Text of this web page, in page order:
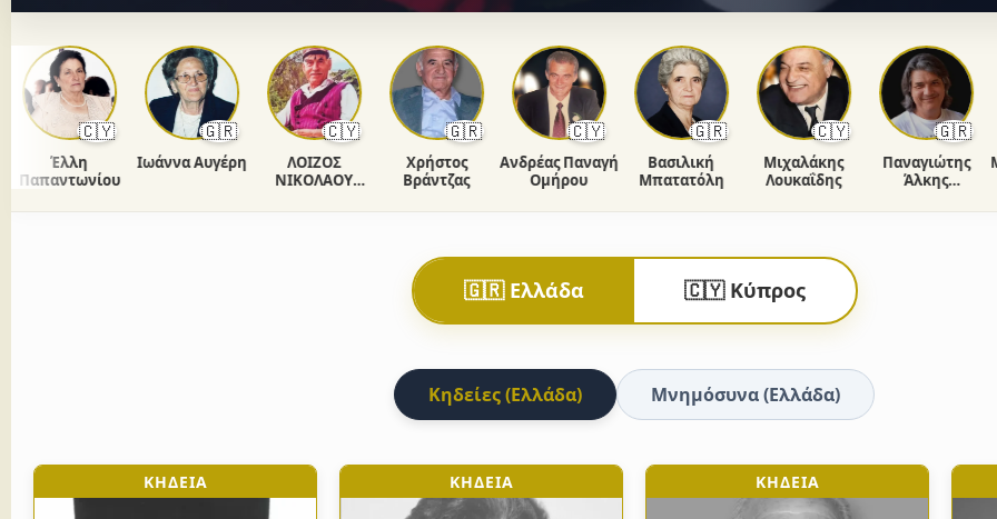
🇨🇾
Έλλη
🇬🇷
Ιωάννα Αυγέρη
🇨🇾
ΛΟΙΖΟΣ
ΝΙΚΟΛΑΟΥ
🇬🇷
Χρήστος
Βράντζας
🇨🇾
Ανδρέας Παναγή
Ομήρου
🇬🇷
Βασιλική
Μπατατόλη
🇨🇾
Μιχαλάκης
Λουκαΐδης
🇬🇷
Παναγιώτης
Άλκης
🇬🇷 Ελλάδα 🇨🇾 Κύπρος
Κηδείες (Ελλάδα) Μνημόσυνα (Ελλάδα)
ΚΗΔΕΙΑ ΚΗΔΕΙΑ ΚΗΔΕΙΑ